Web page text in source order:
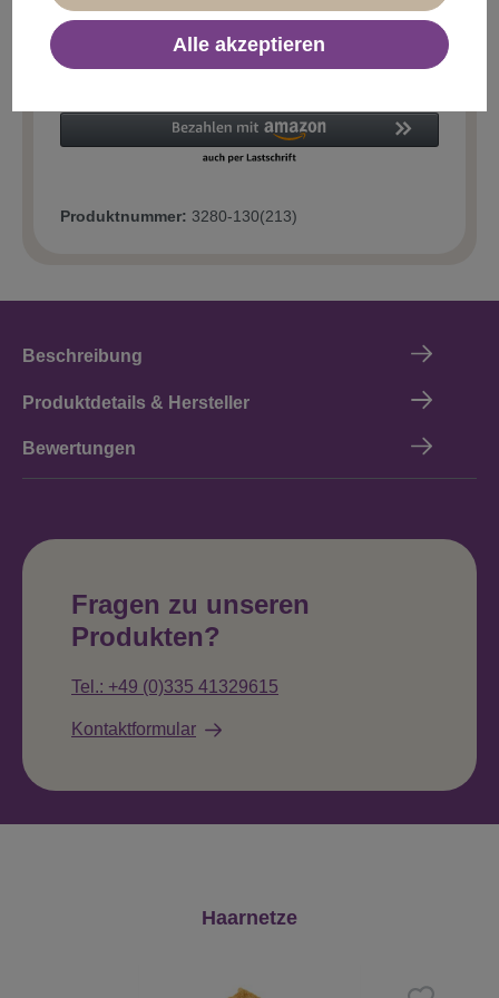
In den Warenkorb
Produktnummer: 3280-130(213)
Beschreibung
Produktdetails & Hersteller
Bewertungen
Fragen zu unseren
Produkten?
Tel.: +49 (0)335 41329615
Kontaktformular
Produktgalerie überspringen
Haarnetze
Alle akzeptieren